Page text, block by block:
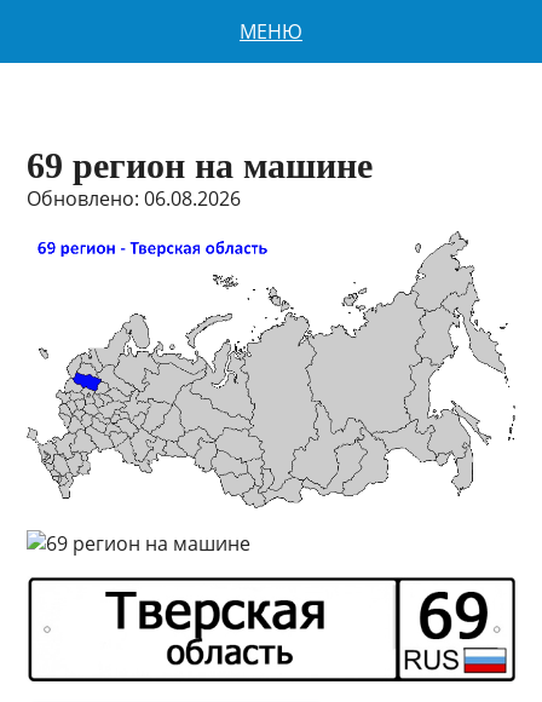
МЕНЮ
69 регион на машине
Обновлено: 06.08.2026